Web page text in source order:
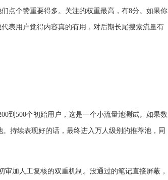
点个赞重要得多。关注的权重最高，有8分。如果你
表用户觉得内容真的有用，对后期长尾搜索流量有
到500个初始用户，这是一个小流量池测试。如果数
持续表现好的话，最终进入万人级别的推荐池，同
加人工复核的双重机制。没通过的笔记直接屏蔽，